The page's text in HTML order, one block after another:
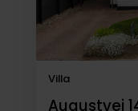
Villa
Augustvej